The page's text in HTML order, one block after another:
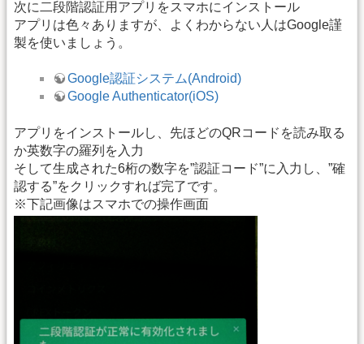
次に二段階認証用アプリをスマホにインストール
アプリは色々ありますが、よくわからない人はGoogle謹
製を使いましょう。
Google認証システム(Android)
Google Authenticator(iOS)
アプリをインストールし、先ほどのQRコードを読み取る
か英数字の羅列を入力
そして生成された6桁の数字を”認証コード”に入力し、”確
認する”をクリックすれば完了です。
※下記画像はスマホでの操作画面